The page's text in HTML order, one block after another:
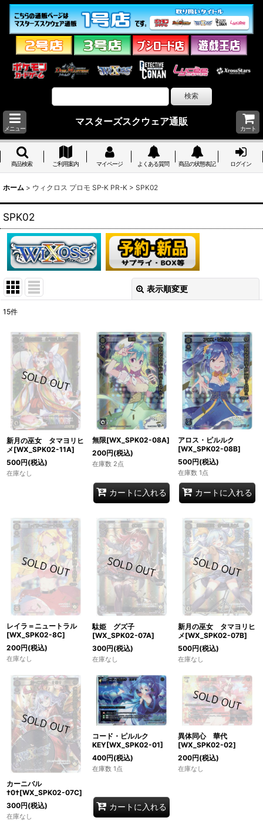
メニュー
マスターズスクウェア通販
カート
商品検索 ご利用案内 マイページ よくある質問 商品の状態表記 ログイン
ホーム > ウィクロス プロモ SP-K PR-K > SPK02
SPK02
表示順変更
在庫あり
並び順:
絞り込む
15件
新月の巫女 タマヨリヒ
メ[WX_SPK02-11A]
500円(税込)
在庫なし
無限[WX_SPK02-08A]
200円(税込)
在庫数 2点
カートに入れる
アロス・ピルルク
[WX_SPK02-08B]
500円(税込)
在庫数 1点
カートに入れる
レイラ＝ニュートラル
[WX_SPK02-8C]
200円(税込)
在庫なし
駄姫 グズ子
[WX_SPK02-07A]
300円(税込)
在庫なし
新月の巫女 タマヨリヒ
メ[WX_SPK02-07B]
500円(税込)
在庫なし
カーニバル
†0†[WX_SPK02-07C]
300円(税込)
在庫なし
コード・ピルルク
KEY[WX_SPK02-01]
400円(税込)
在庫数 1点
カートに入れる
異体同心 華代
[WX_SPK02-02]
200円(税込)
在庫なし